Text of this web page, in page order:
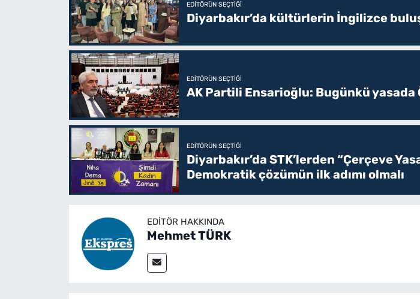
EDITÖRÜN SEÇTIĞI
Diyarbakır’da kültürlerin İngilizce
EDITÖRÜN SEÇTIĞI
AK Partili Ensarioğlu: Bugünkü yasada
EDITÖRÜN SEÇTIĞI
Diyarbakır’da STK’lerden “Çerçeve
Demokratik çözümün ilk adımı olmalı
EDITÖR HAKKINDA
Mehmet TÜRK